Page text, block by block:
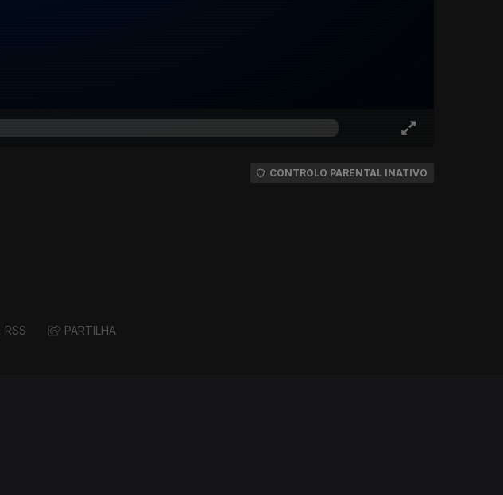
CONTROLO PARENTAL INATIVO
RSS PARTILHA